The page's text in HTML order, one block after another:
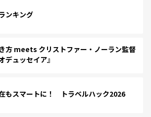
ンキング
方 meets クリストファー・ノーラン監督
デュッセイア』
もスマートに！ トラベルハック2026